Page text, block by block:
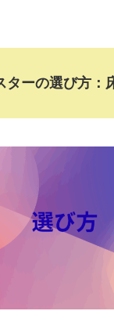
ターの選び方：